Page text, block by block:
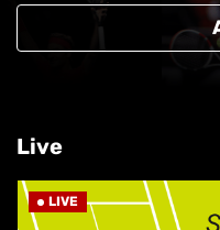
Live
LIVE